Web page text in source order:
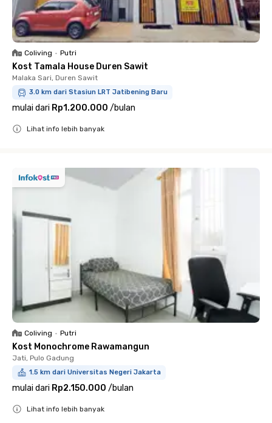
Coliving • Putri
Kost Tamala House Duren Sawit
Malaka Sari, Duren Sawit
3.0 km dari Stasiun LRT Jatibening Baru
mulai dari Rp1.200.000 /bulan
Lihat info lebih banyak
Coliving • Putri
Kost Monochrome Rawamangun
Jati, Pulo Gadung
1.5 km dari Universitas Negeri Jakarta
mulai dari Rp2.150.000 /bulan
Lihat info lebih banyak